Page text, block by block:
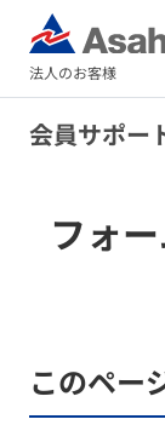
法人のお客様
会員サポー
フォ
このペー